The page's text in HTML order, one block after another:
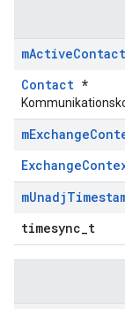
mActiveContact
Contact *
mExchange
mUnadj
timesync_t